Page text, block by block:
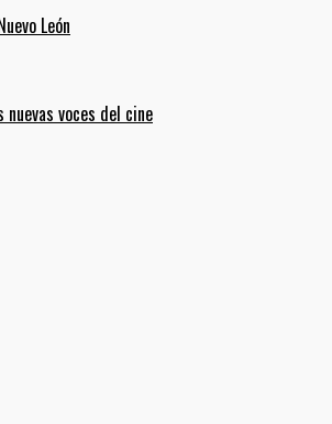
León
voces del cine